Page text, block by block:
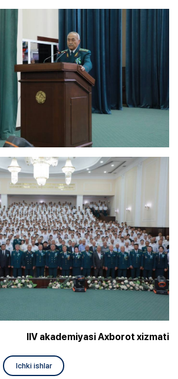
IIV akademiyasi Axborot xizmati
Ichki ishlar